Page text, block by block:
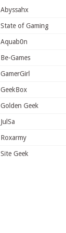
Abyssahx
State of Gaming
Aquab0n
Be-Games
GamerGirl
GeekBox
Golden Geek
JulSa
Roxarmy
Site Geek